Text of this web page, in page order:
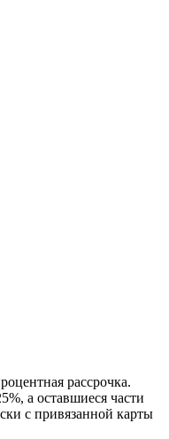
рассрочка.
%, а оставшиеся части
с привязанной карты